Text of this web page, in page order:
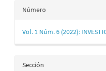
Detalles
artículo
Número
Vol. 1 Núm. 6 (2022):
Sección